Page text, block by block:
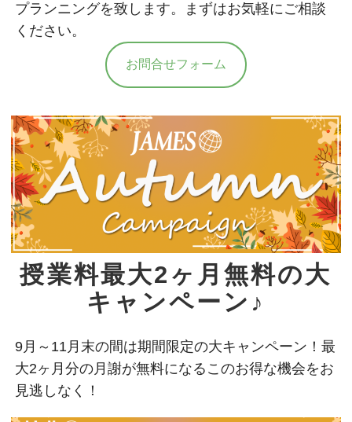
プランニングを致します。まずはお気軽にご相談
ください。
お問合せフォーム
授業料最大2ヶ月無料の大
キャンペーン♪
9月～11月末の間は期間限定の大キャンペーン！最
大2ヶ月分の月謝が無料になるこのお得な機会をお
見逃しなく！